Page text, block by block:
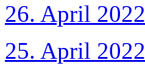
26. April 2022
25. April 2022